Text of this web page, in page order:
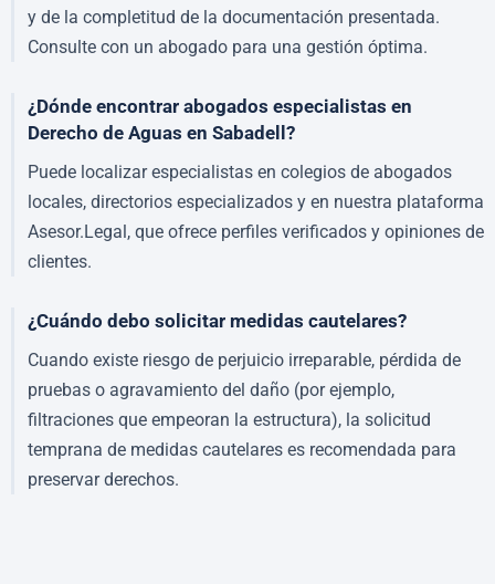
y de la completitud de la documentación presentada.
Consulte con un abogado para una gestión óptima.
¿Dónde encontrar abogados especialistas en
Derecho de Aguas en Sabadell?
Puede localizar especialistas en colegios de abogados
locales, directorios especializados y en nuestra plataforma
Asesor.Legal, que ofrece perfiles verificados y opiniones de
clientes.
¿Cuándo debo solicitar medidas cautelares?
Cuando existe riesgo de perjuicio irreparable, pérdida de
pruebas o agravamiento del daño (por ejemplo,
filtraciones que empeoran la estructura), la solicitud
temprana de medidas cautelares es recomendada para
preservar derechos.